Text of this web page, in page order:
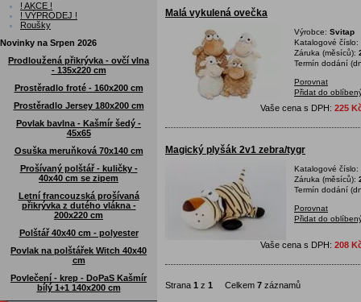
! AKCE !
! VÝPRODEJ !
Roušky
Novinky na Srpen 2026
Prodloužená přikrývka - ovčí vlna
- 135x220 cm
Prostěradlo froté - 160x200 cm
Prostěradlo Jersey 180x200 cm
Povlak bavlna - Kašmír šedý -
45x65
Osuška meruňková 70x140 cm
Prošívaný polštář - kuličky -
40x40 cm se zipem
Letní francouzská prošívaná
přikrývka z dutého vlákna -
200x220 cm
Polštář 40x40 cm - polyester
Povlak na polštářek Witch 40x40
cm
Povlečení - krep - DoPaS Kašmír
bílý 1+1 140x200 cm
Malá vykulená ovečka
Výrobce: Svitap
Katalogové číslo:
Záruka (měsíců):
Termín dodání
Porovnat
Přidat do
Vaše cena s DPH: 225
Magický plyšák 2v1 zebra/tygr
Katalogové číslo:
Záruka (měsíců):
Termín dodání
Porovnat
Přidat do
Vaše cena s DPH: 208
Strana 1 z 1 Celkem 7 záznamů